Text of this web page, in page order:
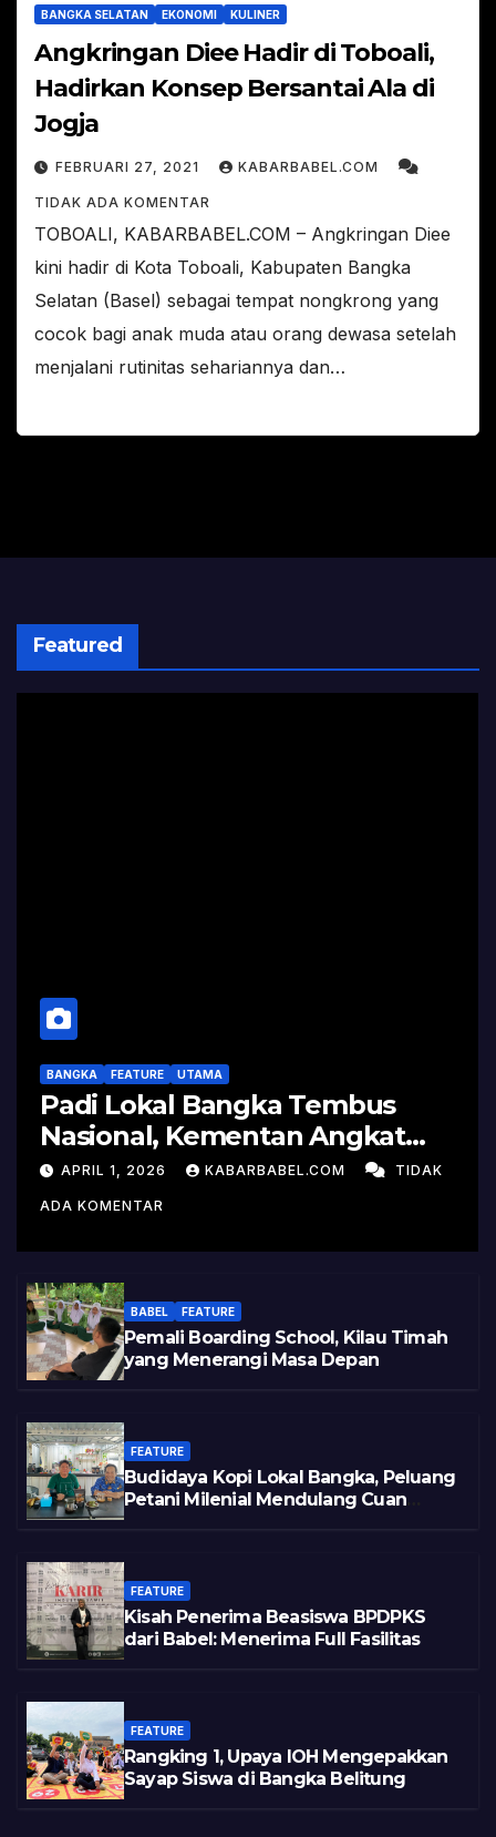
BANGKA SELATAN EKONOMI KULINER
Angkringan Diee Hadir di Toboali,
Hadirkan Konsep Bersantai Ala di
Jogja
FEBRUARI 27, 2021 KABARBABEL.COM
TIDAK ADA KOMENTAR
TOBOALI, KABARBABEL.COM – Angkringan Diee
kini hadir di Kota Toboali, Kabupaten Bangka
Selatan (Basel) sebagai tempat nongkrong yang
cocok bagi anak muda atau orang dewasa setelah
menjalani rutinitas sehariannya dan…
Featured
BANGKA FEATURE UTAMA
Padi Lokal Bangka Tembus
Nasional, Kementan Angkat
Kisah Sukses Pelepasan
Varietas
APRIL 1, 2026 KABARBABEL.COM TIDAK
ADA KOMENTAR
BABEL FEATURE
Pemali Boarding School, Kilau Timah
yang Menerangi Masa Depan
FEATURE
Budidaya Kopi Lokal Bangka, Peluang
Petani Milenial Mendulang Cuan
FEATURE
Kisah Penerima Beasiswa BPDPKS
dari Babel: Menerima Full Fasilitas
FEATURE
Rangking 1, Upaya IOH Mengepakkan
Sayap Siswa di Bangka Belitung